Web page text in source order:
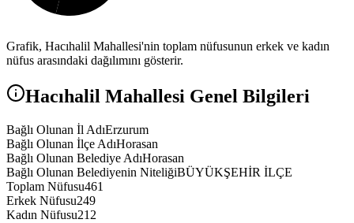
Grafik, Hacıhalil Mahallesi'nin toplam nüfusunun erkek ve kadın
nüfus arasındaki dağılımını gösterir.
Hacıhalil Mahallesi Genel Bilgileri
Bağlı Olunan İl AdıErzurum
Bağlı Olunan İlçe AdıHorasan
Bağlı Olunan Belediye AdıHorasan
Bağlı Olunan Belediyenin NiteliğiBÜYÜKŞEHİR İLÇE
Toplam Nüfusu461
Erkek Nüfusu249
Kadın Nüfusu212